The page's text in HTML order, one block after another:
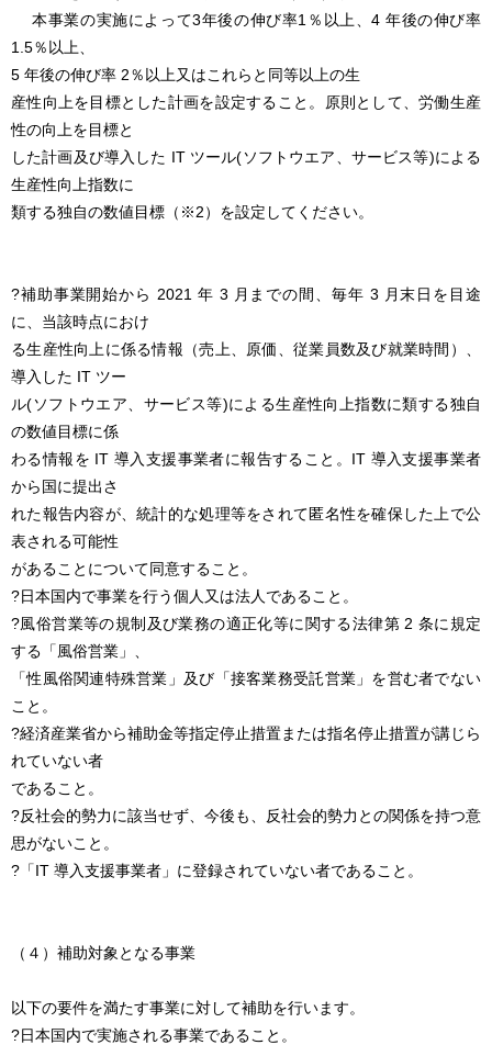
本事業の実施によって3年後の伸び率1％以上、4 年後の伸び率
1.5％以上、
5 年後の伸び率 2％以上又はこれらと同等以上の生
産性向上を目標とした計画を設定すること。原則として、労働生産
性の向上を目標と
した計画及び導入した IT ツール(ソフトウエア、サービス等)による
生産性向上指数に
類する独自の数値目標（※2）を設定してください。
?補助事業開始から 2021 年 3 月までの間、毎年 3 月末日を目途
に、当該時点におけ
る生産性向上に係る情報（売上、原価、従業員数及び就業時間）、
導入した IT ツー
ル(ソフトウエア、サービス等)による生産性向上指数に類する独自
の数値目標に係
わる情報を IT 導入支援事業者に報告すること。IT 導入支援事業者
から国に提出さ
れた報告内容が、統計的な処理等をされて匿名性を確保した上で公
表される可能性
があることについて同意すること。
?日本国内で事業を行う個人又は法人であること。
?風俗営業等の規制及び業務の適正化等に関する法律第 2 条に規定
する「風俗営業」、
「性風俗関連特殊営業」及び「接客業務受託営業」を営む者でない
こと。
?経済産業省から補助金等指定停止措置または指名停止措置が講じら
れていない者
であること。
?反社会的勢力に該当せず、今後も、反社会的勢力との関係を持つ意
思がないこと。
?「IT 導入支援事業者」に登録されていない者であること。
（４）補助対象となる事業
以下の要件を満たす事業に対して補助を行います。
?日本国内で実施される事業であること。